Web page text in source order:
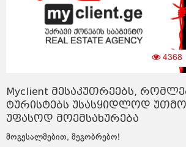
4368
Myclient მესაკუთრეებს,
ტურისტებს უსასყიდლოდ
უფასოდ მოემსახურება
მოგესალმებით, მეგობრებო!